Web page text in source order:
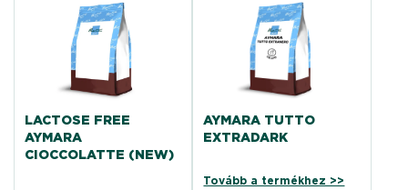
LACTOSE FREE
AYMARA
CIOCCOLATTE (NEW)
AYMARA TUTTO
EXTRADARK
Tovább a termékhez >>